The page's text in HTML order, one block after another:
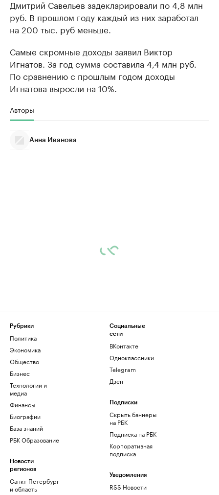
Дмитрий Савельев задекларировали по 4,8 млн
руб. В прошлом году каждый из них заработал
на 200 тыс. руб меньше.
Самые скромные доходы заявил Виктор
Игнатов. За год сумма составила 4,4 млн руб.
По сравнению с прошлым годом доходы
Игнатова выросли на 10%.
Авторы
Анна Иванова
Рубрики
Политика
Экономика
Общество
Бизнес
Технологии и
медиа
Финансы
Биографии
База знаний
РБК Образование
Новости
регионов
Санкт-Петербург
и область
Социальные
сети
ВКонтакте
Одноклассники
Telegram
Дзен
Подписки
Скрыть баннеры
на РБК
Подписка на РБК
Корпоративная
подписка
Уведомления
RSS Новости